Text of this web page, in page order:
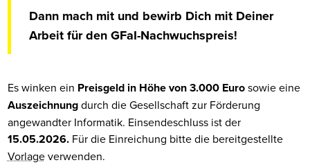
Dann mach mit und bewirb Dich mit Deiner
Arbeit für den GFaI-Nachwuchspreis!
Es winken ein Preisgeld in Höhe von 3.000 Eurosowie eine
Auszeichnungdurch die Gesellschaft zur Förderung
angewandter Informatik. Einsendeschluss ist der
15.05.2026. Für die Einreichung bitte die bereitgestellte
Vorlageverwenden.